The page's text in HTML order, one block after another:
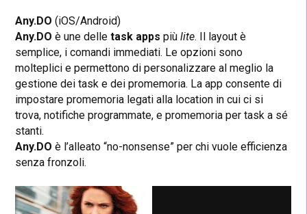
Any.DO(iOS/Android)
Any.DO è une delletask appspiùlite. Il layout è
semplice, i comandi immediati. Le opzioni sono
molteplici e permettono di personalizzare al meglio la
gestione dei task e dei promemoria. La app consente di
impostare promemoria legati alla location in cui ci si
trova, notifiche programmate, e promemoria per task a sé
stanti.
Any.DO è l’alleato “no-nonsense” per chi vuole efficienza
senza fronzoli.